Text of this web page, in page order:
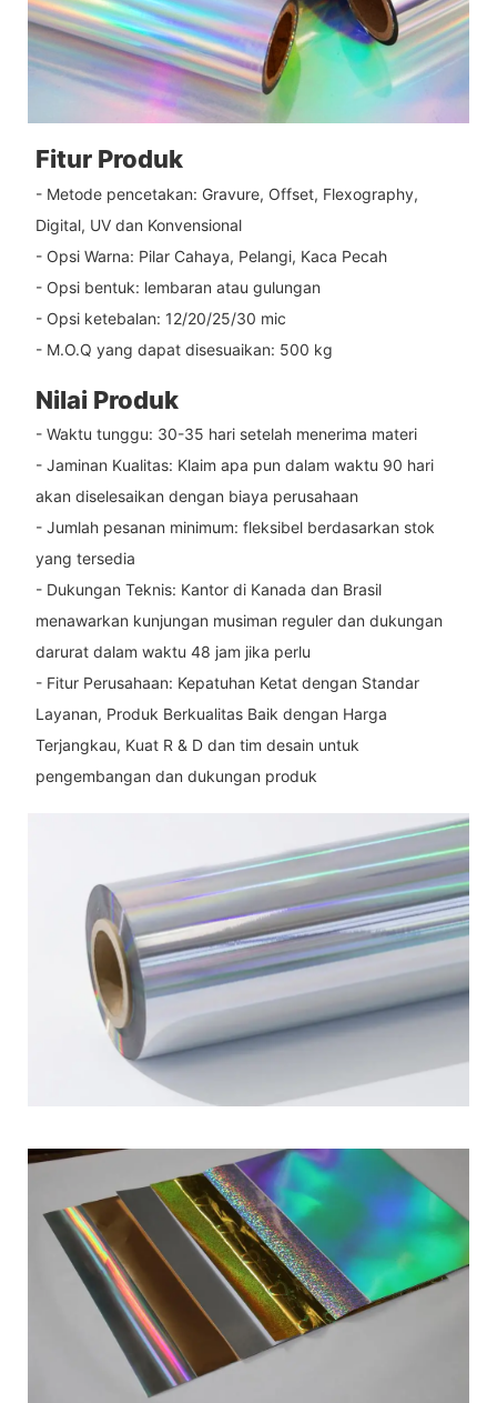
Fitur Produk
- Metode pencetakan: Gravure, Offset, Flexography,
Digital, UV dan Konvensional
- Opsi Warna: Pilar Cahaya, Pelangi, Kaca Pecah
- Opsi bentuk: lembaran atau gulungan
- Opsi ketebalan: 12/20/25/30 mic
- M.O.Q yang dapat disesuaikan: 500 kg
Nilai Produk
- Waktu tunggu: 30-35 hari setelah menerima materi
- Jaminan Kualitas: Klaim apa pun dalam waktu 90 hari
akan diselesaikan dengan biaya perusahaan
- Jumlah pesanan minimum: fleksibel berdasarkan stok
yang tersedia
- Dukungan Teknis: Kantor di Kanada dan Brasil
menawarkan kunjungan musiman reguler dan dukungan
darurat dalam waktu 48 jam jika perlu
- Fitur Perusahaan: Kepatuhan Ketat dengan Standar
Layanan, Produk Berkualitas Baik dengan Harga
Terjangkau, Kuat R & D dan tim desain untuk
pengembangan dan dukungan produk